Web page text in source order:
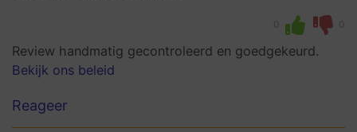
0 0
Review handmatig gecontroleerd en goedgekeurd.
Bekijk ons beleid
Reageer